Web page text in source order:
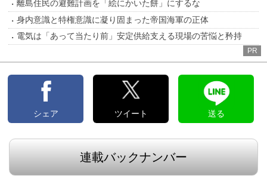
離島住民の避難計画を「絵にかいた餅」にするな
身内意識と特権意識に凝り固まった帝国海軍の正体
電気は「あって当たり前」安定供給支える現場の苦悩と矜持
PR
シェア ツイート 送る
連載バックナンバー